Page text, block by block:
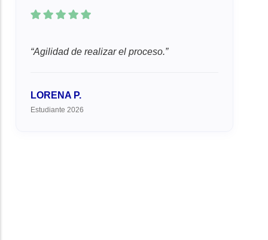
Agilidad de realizar el proceso.
LORENA P.
Estudiante 2026